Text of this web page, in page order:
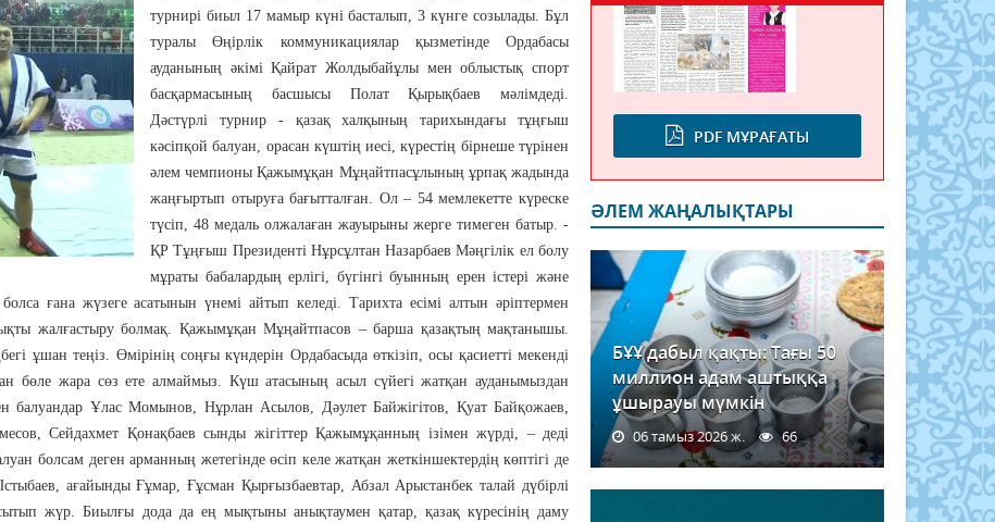
турнирі биыл 17 мамыр күні басталып, 3 күнге созылады. Бұл
туралы Өңірлік коммуникациялар қызметінде Ордабасы
ауданының әкімі Қайрат Жолдыбайұлы мен облыстық спорт
басқармасының басшысы Полат Қырықбаев мәлімдеді.
Дәстүрлі турнир - қазақ халқының тарихындағы тұңғыш
кәсіпқой балуан, орасан күштің иесі, күрестің бірнеше түрінен
әлем чемпионы Қажымұқан Мұңайтпасұлының ұрпақ жадында
жаңғыртып отыруға бағытталған. Ол – 54 мемлекетте күреске
түсіп, 48 медаль олжалаған жауырыны жерге тимеген батыр. -
ҚР Тұңғыш Президенті Нұрсұлтан Назарбаев Мәңгілік ел болу
мұраты бабалардың ерлігі, бүгінгі буынның ерен істері және
ғана жүзеге асатынын үнемі айтып келеді. Тарихта есімі алтын әріптермен
жалғастыру болмақ. Қажымұқан Мұңайтпасов – барша қазақтың мақтанышы.
ұшан теңіз. Өмірінің соңғы күндерін Ордабасыда өткізіп, осы қасиетті мекенді
бөле жара сөз ете алмаймыз. Күш атасының асыл сүйегі жатқан ауданымыздан
балуандар Ұлас Момынов, Нұрлан Асылов, Дәулет Байжігітов, Қуат Байқожаев,
Сейдахмет Қонақбаев сынды жігіттер Қажымұқанның ізімен жүрді, – деді
болсам деген арманның жетегінде өсіп келе жатқан жеткіншектердің көптігі де
ағайынды Ғұмар, Ғұсман Қырғызбаевтар, Абзал Арыстанбек талай дүбірлі
жүр. Биылғы дода да ең мықтыны анықтаумен қатар, қазақ күресінің даму
PDF МҰРАҒАТЫ
ӘЛЕМ ЖАҢАЛЫҚТАРЫ
БҰҰ дабыл қақты: Тағы 50
миллион адам аштыққа
ұшырауы мүмкін
06 тамыз 2026 ж. 66